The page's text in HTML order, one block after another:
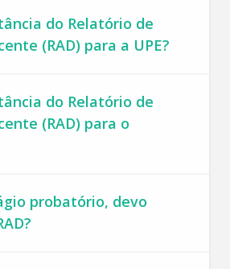
do Relatório de
(RAD) para a UPE?
do Relatório de
(RAD) para o
probatório, devo